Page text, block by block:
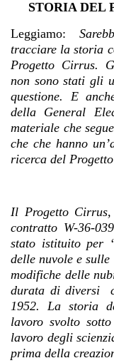
STORIA DEL
Leggiamo:
tracciare la storia
Progetto Cirrus.
non sono stati gli
questione. E
della General
materiale che
che che hanno
ricerca del
Il Progetto
contratto W-36-
stato istituito per
delle nuvole e sulle
modifiche delle
durata di diversi
1952. La storia
lavoro svolto
lavoro degli
prima della